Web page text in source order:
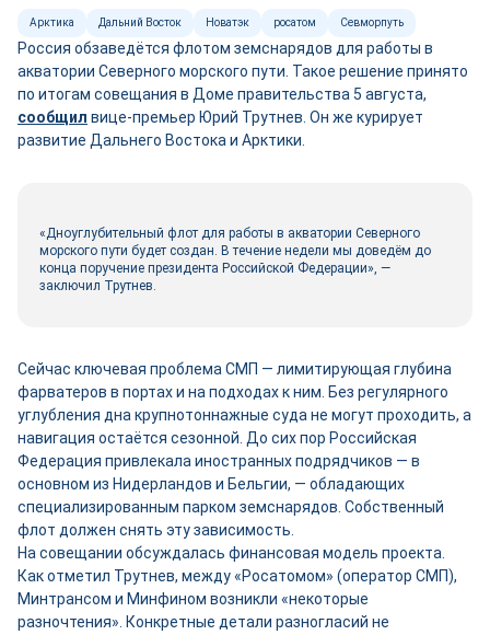
Арктика Дальний Восток Новатэк росатом Севморпуть
Россия обзаведётся флотом земснарядов для работы в
акватории Северного морского пути. Такое решение принято
по итогам совещания в Доме правительства 5 августа,
сообщил вице-премьер Юрий Трутнев. Он же курирует
развитие Дальнего Востока и Арктики.
«Дноуглубительный флот для работы в акватории Северного
морского пути будет создан. В течение недели мы доведём до
конца поручение президента Российской Федерации», —
заключил Трутнев.
Сейчас ключевая проблема СМП — лимитирующая глубина
фарватеров в портах и на подходах к ним. Без регулярного
углубления дна крупнотоннажные суда не могут проходить, а
навигация остаётся сезонной. До сих пор Российская
Федерация привлекала иностранных подрядчиков — в
основном из Нидерландов и Бельгии, — обладающих
специализированным парком земснарядов. Собственный
флот должен снять эту зависимость.
На совещании обсуждалась финансовая модель проекта.
Как отметил Трутнев, между «Росатомом» (оператор СМП),
Минтрансом и Минфином возникли «некоторые
разночтения». Конкретные детали разногласий не